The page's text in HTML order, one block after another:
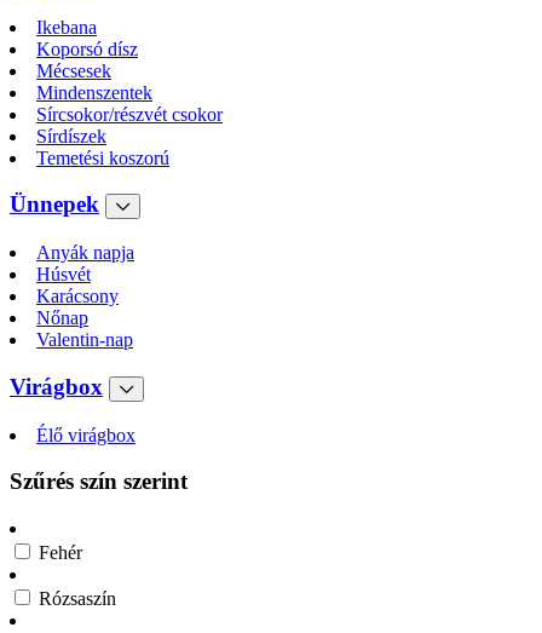
Ikebana
Koporsó dísz
Mécsesek
Mindenszentek
Sírcsokor/részvét csokor
Sírdíszek
Temetési koszorú
Ünnepek
Anyák napja
Húsvét
Karácsony
Nőnap
Valentin-nap
Virágbox
Élő virágbox
Szűrés szín szerint
Fehér
Rózsaszín